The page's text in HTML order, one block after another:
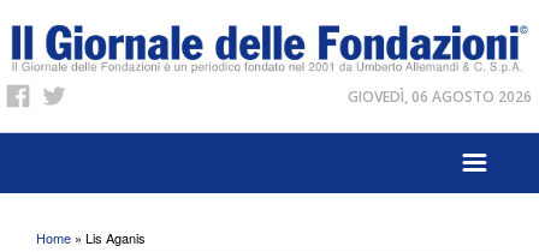
GIOVEDÌ, 06 AGOSTO 2026
Tu sei qui
Home » Lis Aganis